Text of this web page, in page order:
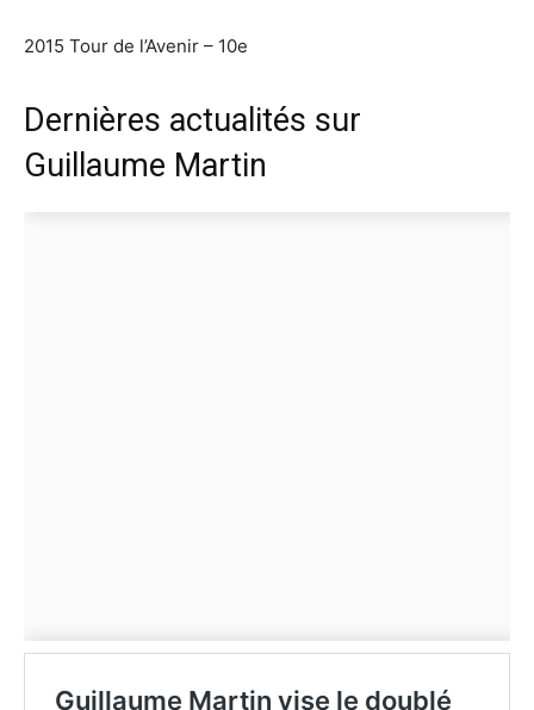
2015 Tour de l’Avenir – 10e
Dernières actualités sur
Guillaume Martin